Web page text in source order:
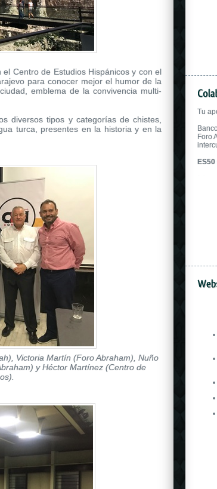
Centro de Estudios Hispánicos y con el
para conocer mejor el humor de la
emblema de la convivencia multi-
diversos tipos y categorías de chistes,
turca, presentes en la historia y en la
Victoria Martín (Foro Abraham), Nuño
y Héctor Martínez (Centro de
Tu
Foro
del